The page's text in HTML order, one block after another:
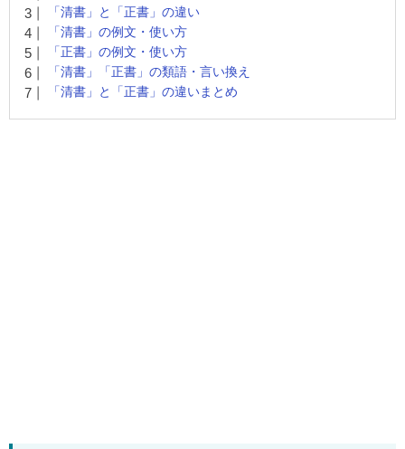
「清書」と「正書」の違い
「清書」の例文・使い方
「正書」の例文・使い方
「清書」「正書」の類語・言い換え
「清書」と「正書」の違いまとめ